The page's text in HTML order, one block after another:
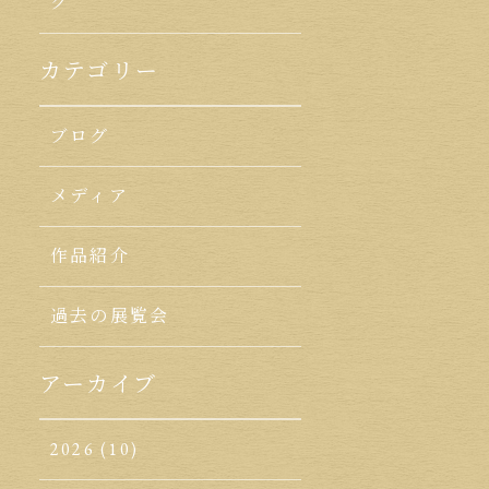
カテゴリー
ブログ
メディア
作品紹介
過去の展覧会
アーカイブ
2026 (10)